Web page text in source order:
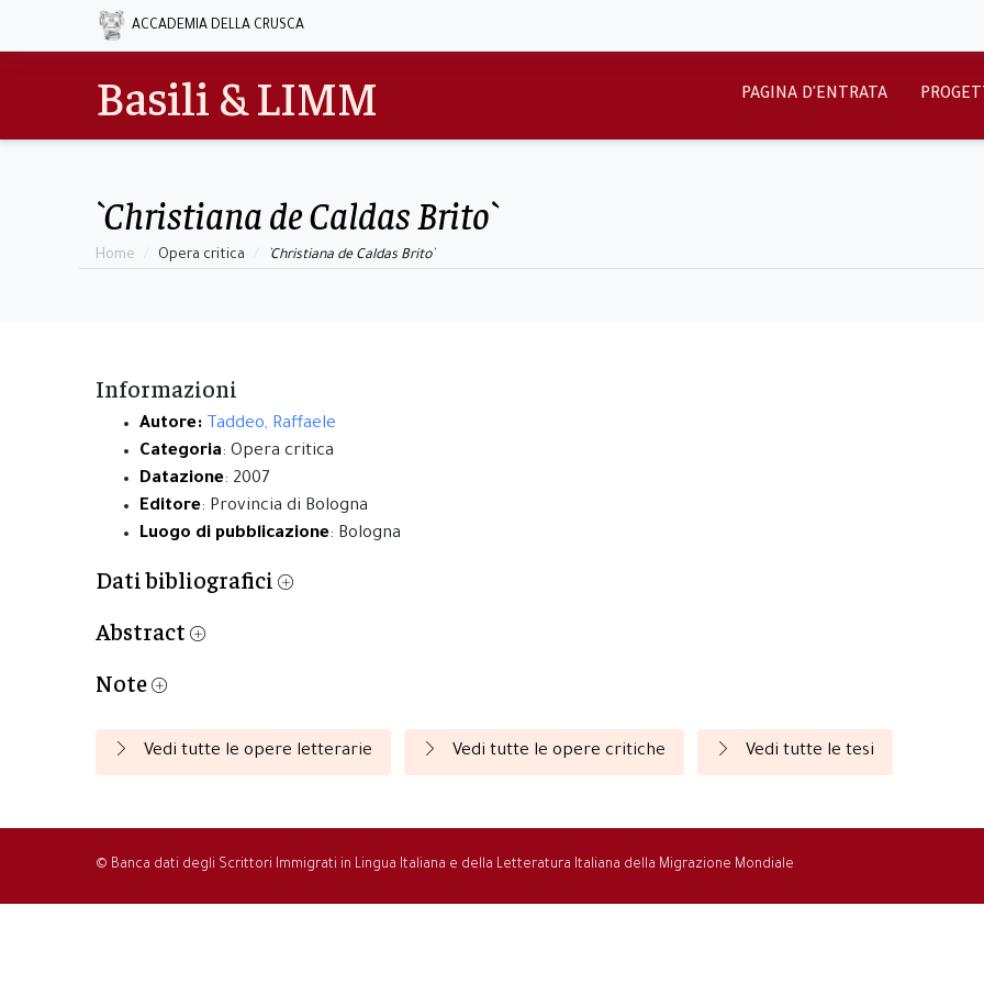
ACCADEMIA DELLA CRUSCA
Basili & LIMM PAGINA D'ENTRATA
`Christiana de Caldas Brito`
Home Opera critica `Christiana de Caldas Brito`
Informazioni
Autore: Taddeo, Raffaele
Categoria: Opera critica
Datazione: 2007
Editore: Provincia di Bologna
Luogo di pubblicazione: Bologna
Dati bibliografici
Abstract
Note
Vedi tutte le opere letterarie Vedi tutte le opere critiche Vedi tutte le tesi
© Banca dati degli Scrittori Immigrati in Lingua Italiana e della Letteratura Italiana della Migrazione Mondiale